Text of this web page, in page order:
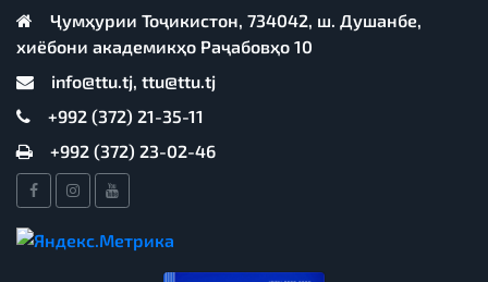
Ҷумҳурии Тоҷикистон, 734042, ш. Душанбе,
хиёбони академикҳо Раҷабовҳо 10
info@ttu.tj, ttu@ttu.tj
+992 (372) 21-35-11
+992 (372) 23-02-46